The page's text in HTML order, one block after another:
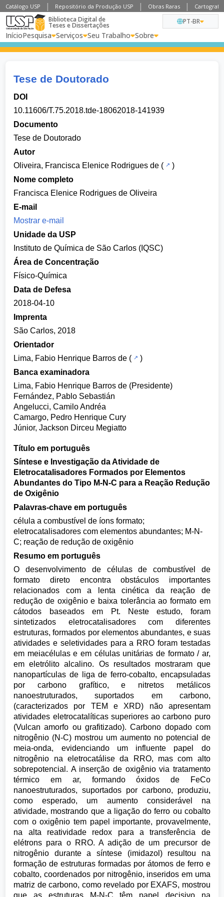
Catálogo USP Repositório da Produção USP Obras Raras
Biblioteca Digital de
Teses e Dissertações
InícioPesquisa Serviços Seu Trabalho Sobre
PT-BR
Tese de Doutorado
DOI
10.11606/T.75.2018.tde-18062018-141939
Documento
Tese de Doutorado
Autor
Oliveira, Francisca Elenice Rodrigues de (
)
Nome completo
Francisca Elenice Rodrigues de Oliveira
E-mail
Mostrar e-mail
Unidade da USP
Instituto de Química de São Carlos (IQSC)
Área de Concentração
Físico-Química
Data de Defesa
2018-04-10
Imprenta
São Carlos, 2018
Orientador
Lima, Fabio Henrique Barros de (
)
Banca examinadora
Lima, Fabio Henrique Barros de (Presidente)
Fernández, Pablo Sebastián
Angelucci, Camilo Andréa
Camargo, Pedro Henrique Cury
Júnior, Jackson Dirceu Megiatto
Título em português
Síntese e Investigação da Atividade de
Eletrocatalisadores Formados por Elementos
Abundantes do Tipo M-N-C para a Reação Redução
de Oxigênio
Palavras-chave em português
célula a combustível de íons formato;
eletrocatalisadores com elementos abundantes; M-N-
C; reação de redução de oxigênio
Resumo em português
O desenvolvimento de células de combustível de
formato direto encontra obstáculos importantes
relacionados com a lenta cinética da reação de
redução de oxigênio e baixa tolerância ao formato em
cátodos baseados em Pt. Neste estudo, foram
sintetizados eletrocatalisadores com diferentes
estruturas, formados por elementos abundantes, e suas
atividades e seletividades para a RRO foram testadas
em meiacélulas e em células unitárias de formato / ar,
em eletrólito alcalino. Os resultados mostraram que
nanopartículas de liga de ferro-cobalto, encapsuladas
por carbono grafítico, e nitretos metálicos
nanoestruturados, suportados em carbono,
(caracterizados por TEM e XRD) não apresentam
atividades eletrocatalíticas superiores ao carbono puro
(Vulcan amorfo ou grafitizado). Carbono dopado com
nitrogênio (N-C) mostrou um aumento no potencial de
meia-onda, evidenciando um influente papel do
nitrogênio na eletrocatálise da RRO, mas com alto
sobrepotencial. A inserção de oxigênio via tratamento
térmico em ar, formando óxidos de FeCo
nanoestruturados, suportados por carbono, produziu,
como esperado, um aumento considerável na
atividade, mostrando que a ligação do ferro ou cobalto
com o oxigênio tem papel importante, provavelmente,
na alta reatividade redox para a transferência de
elétrons para o RRO. A adição de um precursor de
nitrogênio durante a síntese (imidazol) resultou na
formação de estruturas formadas por átomos de ferro e
cobalto, coordenados por nitrogênio, inseridos em uma
matriz de carbono, como revelado por EXAFS, mostrou
que as estruturas M-N-C têm papel decisivo na